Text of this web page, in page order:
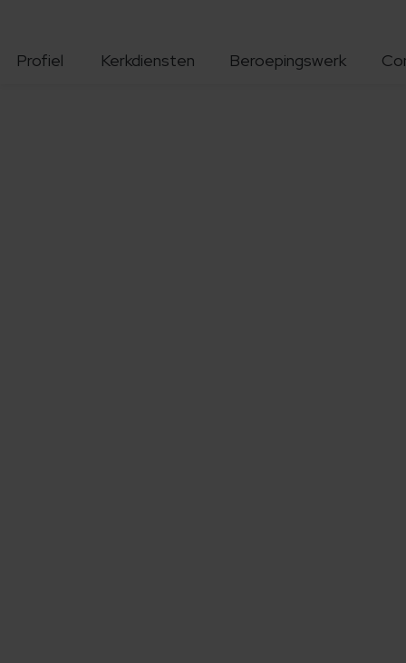
Profiel Kerkdiensten Beroepingswerk